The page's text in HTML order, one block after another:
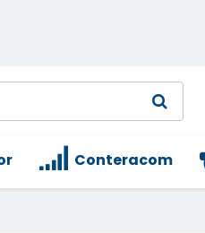
Conteracom